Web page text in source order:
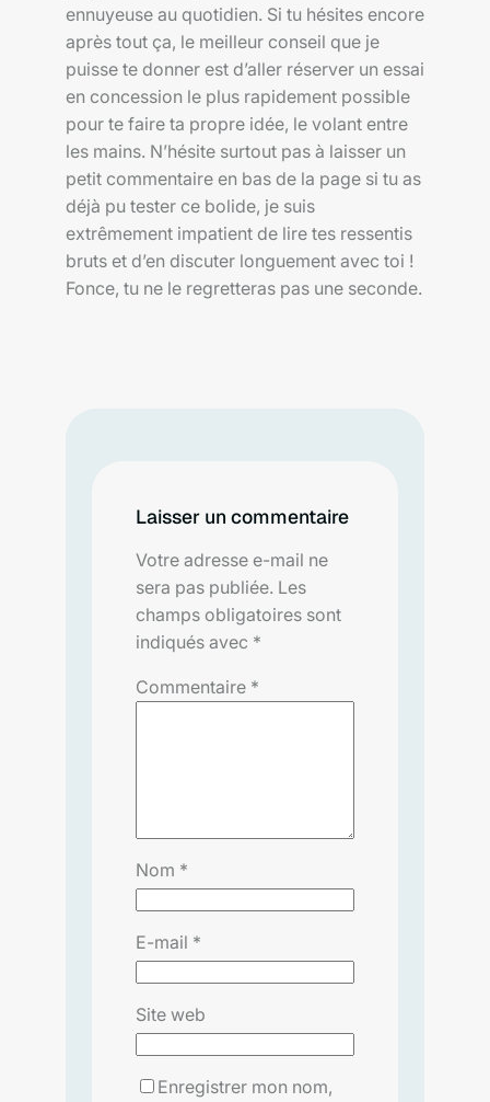
ennuyeuse au quotidien. Si tu hésites encore
après tout ça, le meilleur conseil que je
puisse te donner est d’aller réserver un essai
en concession le plus rapidement possible
pour te faire ta propre idée, le volant entre
les mains. N’hésite surtout pas à laisser un
petit commentaire en bas de la page si tu as
déjà pu tester ce bolide, je suis
extrêmement impatient de lire tes ressentis
bruts et d’en discuter longuement avec toi !
Fonce, tu ne le regretteras pas une seconde.
Laisser un commentaire
Votre adresse e-mail ne
sera pas publiée. Les
champs obligatoires sont
indiqués avec *
Commentaire *
Nom *
E-mail *
Site web
Enregistrer mon nom,